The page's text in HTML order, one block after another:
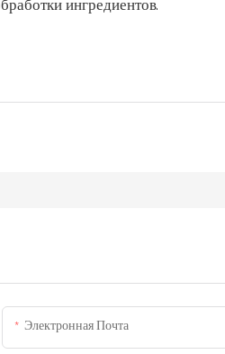
ингредиентов.
Электронная Почта